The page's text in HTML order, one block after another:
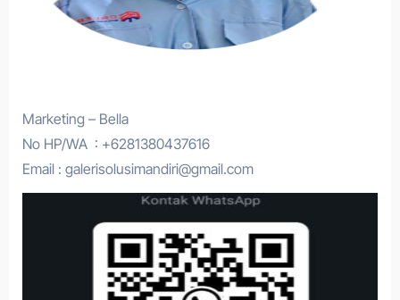
Marketing – Bella
No HP/WA : +6281380437616
Email : galerisolusimandiri@gmail.com